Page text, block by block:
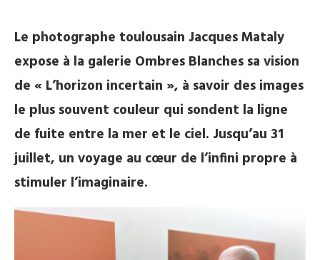
Le photographe toulousain Jacques Mataly
expose à la galerie Ombres Blanches sa vision
de « L’horizon incertain », à savoir des images
le plus souvent couleur qui sondent la ligne
de fuite entre la mer et le ciel. Jusqu’au 31
juillet, un voyage au cœur de l’infini propre à
stimuler l’imaginaire.